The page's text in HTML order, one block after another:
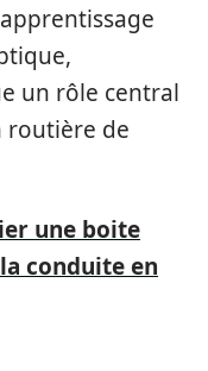
un rôle central
routière de
une boite
conduite en